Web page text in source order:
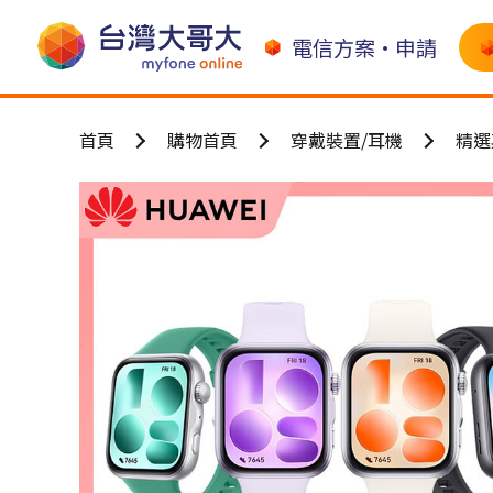
電信方案•申請
首頁 購物首頁 穿戴裝置/耳機 精